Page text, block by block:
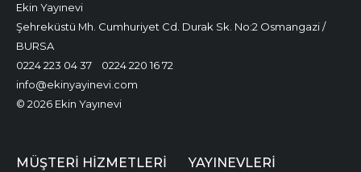
Ekin Yayınevi
Şehreküstü Mh. Cumhuriyet Cd. Durak Sk. No:2 Osmangazi /
BURSA
0224 223 04 37
0224 220 16 72
info@ekinyayinevi.com
© 2026 Ekin Yayınevi
MÜŞTERI HIZMETLERI YAYINEVLERI